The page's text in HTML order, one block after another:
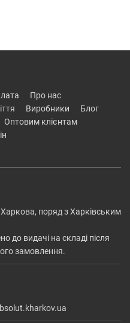
про нас
виробники
блог
оптовим клієнтам
поряд з Харківським
до видачі на складі після
замовлення.